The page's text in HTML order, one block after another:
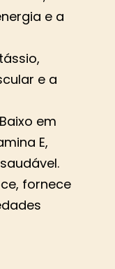
e a
e a
em
E,
fornece